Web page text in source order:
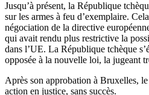
Jusqu’à présent, la République
sur les armes à feu d’exemplaire.
négociation de la directive
qui avait rendu plus restrictive la
dans l’UE. La République tchèque
opposée à la nouvelle loi, la jugeant
Après son approbation à Bruxelles,
action en justice, sans succès.